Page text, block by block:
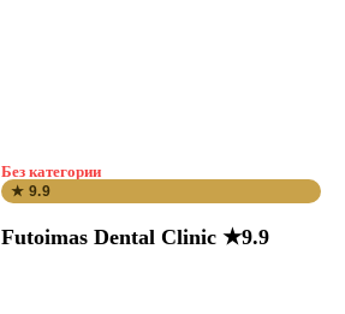
Без категории
★ 9.9
Futoimas Dental Clinic ★9.9